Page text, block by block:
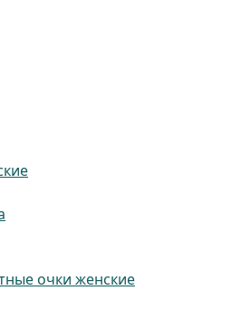
очки женские